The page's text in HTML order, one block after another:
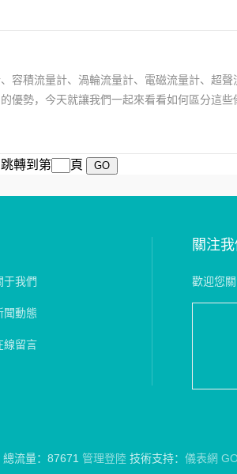
容積流量計、渦輪流量計、電磁流量計、超
優勢，今天就讓我們一起來看看如何區分這
跳轉到第 頁
于我們
聞動態
線留言
關注我
歡迎您
總流量：87671 管理登陸 技術支持： 儀表網